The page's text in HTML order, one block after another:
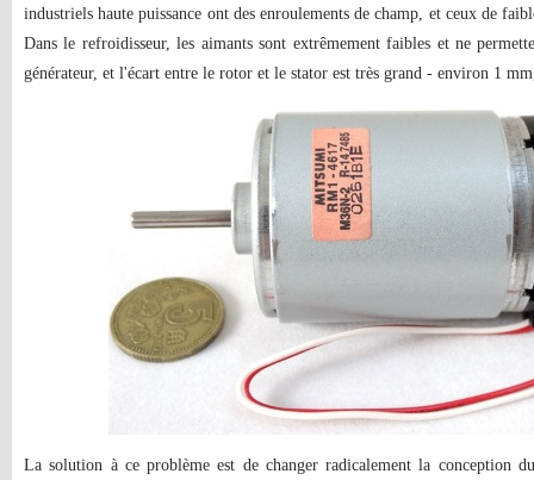
industriels haute puissance ont des enroulements de champ, et ceux de
Dans le refroidisseur, les aimants sont extrêmement faibles et ne
générateur, et l'écart entre le rotor et le stator est très grand - environ 1
La solution à ce problème est de changer radicalement la conception